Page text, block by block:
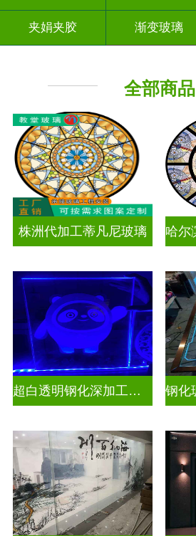
夹娟夹胶 渐变玻璃
全部商品
株洲代加工蒂凡尼玻璃
超白透明钢化深加工激光内雕发光艺术玻璃